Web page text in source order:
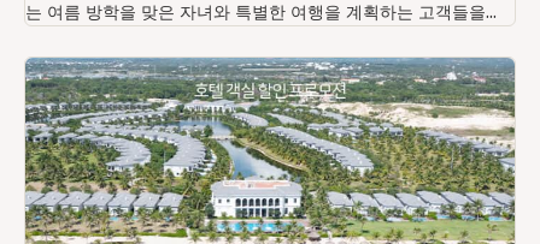
는 여름 방학을 맞은 자녀와 특별한 여행을 계획하는 고객들을...